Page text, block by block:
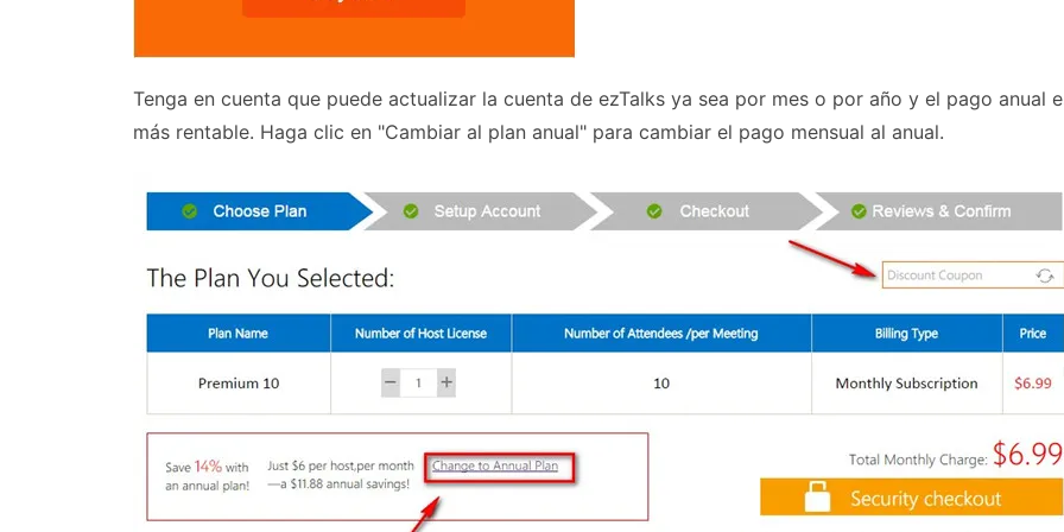
Tenga en cuenta que puede actualizar la cuenta de ezTalks ya sea por mes o por año y el pago anual
más rentable. Haga clic en "Cambiar al plan anual" para cambiar el pago mensual al anual.